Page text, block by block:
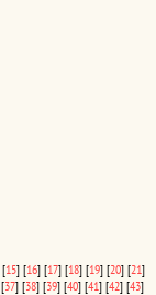
[15] [16] [17] [18] [19] [20] [21]
[37] [38] [39] [40] [41] [42] [43]